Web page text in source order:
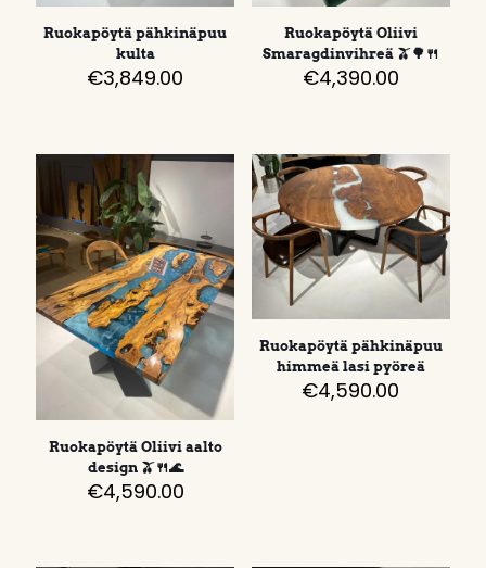
Ruokapöytä pähkinäpuu
kulta
€3,849.00
Ruokapöytä Oliivi
Smaragdinvihreä 🫒🌳🍴
€4,390.00
Ruokapöytä Oliivi aalto
design 🫒🍴🌊
€4,590.00
Ruokapöytä pähkinäpuu
himmeä lasi pyöreä
€4,590.00